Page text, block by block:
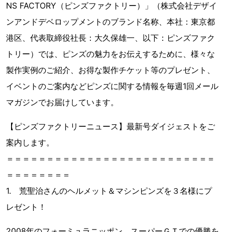
NS FACTORY（ピンズファクトリー）」（株式会社デザイ
ンアンドデベロップメントのブランド名称、本社：東京都
港区、代表取締役社長：大久保雄一、以下：ピンズファク
トリー）では、ピンズの魅力をお伝えするために、様々な
製作実例のご紹介、お得な製作チケット等のプレゼント、
イベントのご案内などピンズに関する情報を毎週1回メール
マガジンでお届けしています。
【ピンズファクトリーニュース】最新号ダイジェストをご
案内します。
＝＝＝＝＝＝＝＝＝＝＝＝＝＝＝＝＝＝＝＝＝＝＝＝＝＝
＝＝＝＝＝＝＝＝
1. 荒聖治さんのヘルメット＆マシンピンズを３名様にプ
レゼント！